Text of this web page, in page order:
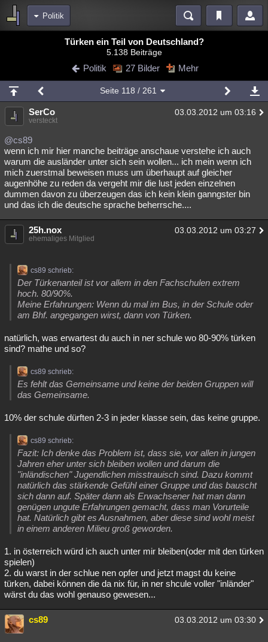
Politik
Blogs Videos
Chat Wiki Neuigkeiten
meine Rubriken
Menschen Mystery Kriminalfälle
Spiritualität
Natur Umfragen Unterhaltung
weitere Rubriken
Philosophie Träume Orte Esoterik Literatur
Astronomie Helpdesk Gruppen Gaming Filme
Musik Clash
Übersichten
Besucht Teilgenommen Alle Neue Geschlossen
Lesenswert Schlüsselwörter
Türken ein Teil von Deutschland?
5.138 Beiträge
Politik 27 Bilder Mehr
Seite 118 / 261
SerCo 03.03.2012 um 03:16
versteckt
@cs89
wenn ich mir hier manche beiträge anschaue verstehe ich auch
warum die ausländer unter sich sein wollen... ich mein wenn ich
mich zuerstmal beweisen muss um überhaupt auf gleicher
augenhöhe zu reden da vergeht mir die lust jeden einzelnen
dummen davon zu überzeugen das ich kein klein ganngster bin
und das ich die deutsche sprache beherrsche....
25h.nox 03.03.2012 um 03:27
ehemaliges Mitglied
cs89 schrieb:
Der Türkenanteil ist vor allem in den Fachschulen extrem
hoch. 80/90%.
Meine Erfahrungen: Wenn du mal im Bus, in der Schule oder
am Bhf. angegangen wirst, dann von Türken.
natürlich, was erwartest du auch in ner schule wo 80-90% türken
sind? mathe und so?
cs89 schrieb:
Es fehlt das Gemeinsame und keine der beiden Gruppen will
das Gemeinsame.
10% der schule dürften 2-3 in jeder klasse sein, das keine gruppe.
cs89 schrieb:
Fazit: Ich denke das Problem ist, dass sie, vor allen in jungen
Jahren eher unter sich bleiben wollen und darum die
"inländischen" Jugendlichen misstrauisch sind. Dazu kommt
natürlich das stärkende Gefühl einer Gruppe und das bauscht
sich dann auf. Später dann als Erwachsener hat man dann
genügen ungute Erfahrungen gemacht, dass man Vorurteile
hat. Natürlich gibt es Ausnahmen, aber diese sind wohl meist
in einem anderen Milieu groß geworden.
1. in österreich würd ich auch unter mir bleiben(oder mit den türken
spielen)
2. du warst in der schlue nen opfer und jetzt magst du keine
türken, dabei können die da nix für, in ner shcule voller "inländer"
wärst du das wohl genauso gewesen...
cs89 03.03.2012 um 03:30